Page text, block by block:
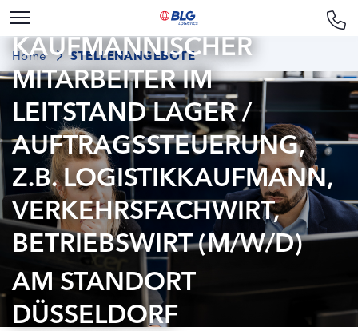
Home STELLENANGEBOTE
KAUFMÄNNISCHER
MITARBEITER IM
LEITSTAND LAGER /
AUFTRAGSSTEUERUNG,
Z.B. LOGISTIKKAUFMANN,
VERKEHRSFACHWIRT,
BETRIEBSWIRT (M/W/D)
AM STANDORT
DÜSSELDORF